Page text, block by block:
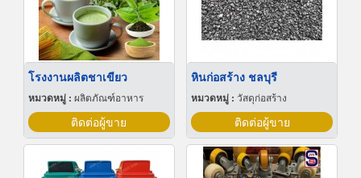
โรงงานผลิตชาเขียว
หมวดหมู่ : ผลิตภัณฑ์อาหาร
ติดต่อผู้ขาย
หินก่อสร้าง ชลบุรี
หมวดหมู่ : วัสดุก่อสร้าง
ติดต่อผู้ขาย